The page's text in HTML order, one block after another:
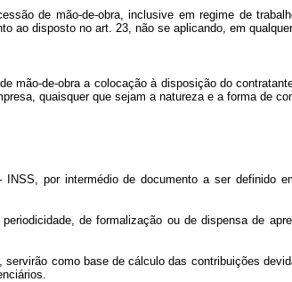
de mão-de-obra, inclusive em regime de
ao disposto no art. 23, não se aplicando, em
mão-de-obra a colocação à disposição do
quaisquer que sejam a natureza e a forma de
por intermédio de documento a ser definido
de formalização ou de dispensa de
como base de cálculo das contribuições